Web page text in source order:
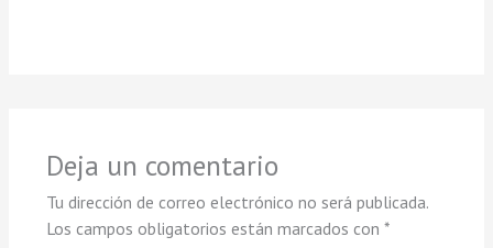
Deja un comentario
Tu dirección de correo electrónico no será publicada.
Los campos obligatorios están marcados con *